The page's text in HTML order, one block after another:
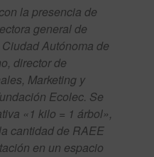
la presencia de
general de
Autónoma de
director de
Marketing y
Ecolec. Se
«1 kilo = 1 árbol»,
cantidad de RAEE
en un espacio